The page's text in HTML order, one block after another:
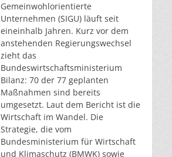
Gemeinwohlorientierte
Unternehmen (SIGU) läuft seit
eineinhalb Jahren. Kurz vor dem
anstehenden Regierungswechsel
zieht das
Bundeswirtschaftsministerium
Bilanz: 70 der 77 geplanten
Maßnahmen sind bereits
umgesetzt. Laut dem Bericht ist die
Wirtschaft im Wandel. Die
Strategie, die vom
Bundesministerium für Wirtschaft
und Klimaschutz (BMWK) sowie